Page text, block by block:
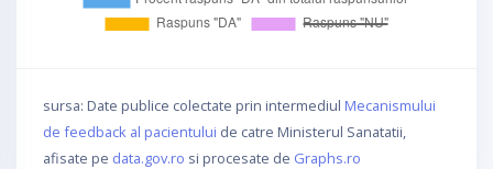
sursa: Date publice colectate prin intermediul Mecanismului
de feedback al pacientului de catre Ministerul Sanatatii,
afisate pe data.gov.ro si procesate de Graphs.ro